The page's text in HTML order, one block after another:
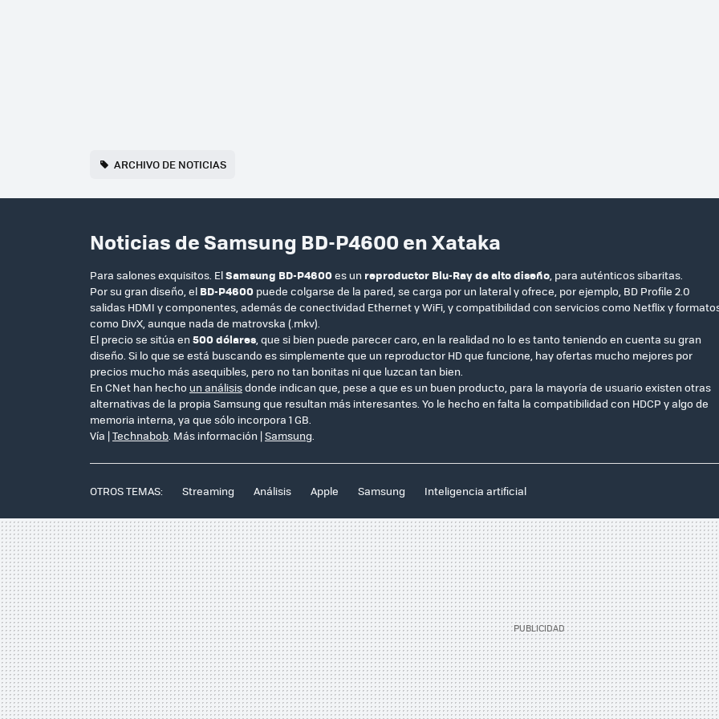
ARCHIVO DE NOTICIAS
Noticias de Samsung BD-P4600 en Xataka
Para salones exquisitos. ElSamsung BD-P4600es un reproductor Blu-Ray de alto diseño, para auténticos sibaritas.
Por su gran diseño, el BD-P4600 puede colgarse de la pared, se carga por un lateral y ofrece, por ejemplo, BD Profile 2.0
salidas HDMI y componentes, además de conectividad Ethernet y WiFi, y compatibilidad con servicios como Netflix y
como DivX, aunque nada de matrovska (.mkv).
El precio se sitúa en 500 dólares, que si bien puede parecer caro, en la realidad no lo es tanto teniendo en cuenta su gran
diseño. Si lo que se está buscando es simplemente que un reproductor HD que funcione, hay ofertas mucho mejores por
precios mucho más asequibles, pero no tan bonitas ni que luzcan tan bien.
En CNet han hecho un análisisdonde indican que, pese a que es un buen producto, para la mayoría de usuario existen otras
alternativas de la propia Samsung que resultan más interesantes. Yo le hecho en falta la compatibilidad con HDCP y algo de
memoria interna, ya que sólo incorpora 1 GB.
Vía |Technabob. Más información |Samsung.
OTROS TEMAS: Streaming Análisis Apple Samsung Inteligencia artificial